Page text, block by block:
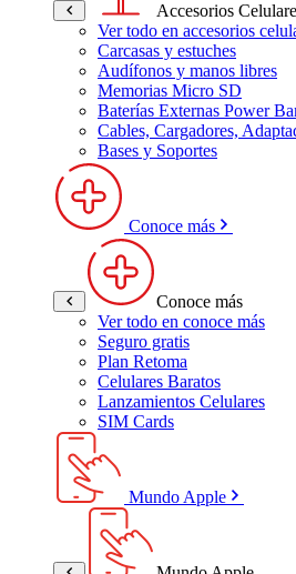
Accesorios
Ver todo en accesorios
Carcasas y estuches
Audífonos y manos libres
Memorias Micro SD
Baterías Externas Power
Cables, Cargadores,
Bases y Soportes
Conoce más
Conoce más
Ver todo en conoce más
Seguro gratis
Plan Retoma
Celulares Baratos
Lanzamientos Celulares
SIM Cards
Mundo Apple